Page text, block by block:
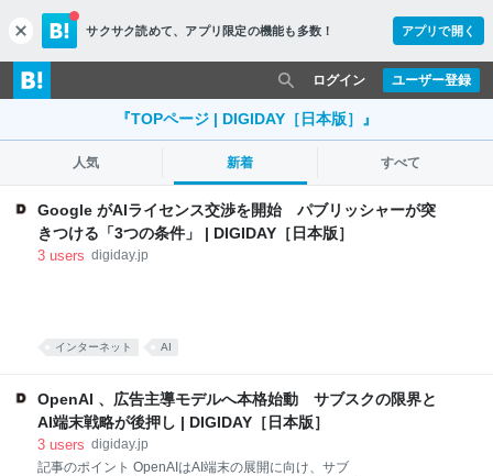
c
l
o
s
サクサク読めて、 アプリ限定の機能も多数！ アプリで開く
ユーザー登録
ログイン
『TOPページ | DIGIDAY［日本版］』
人気 新着 すべて
Google がAIライセンス交渉を開始 パブリッシャーが突
きつける「3つの条件」 | DIGIDAY［日本版］
3 users digiday.jp
インターネット AI
OpenAI 、広告主導モデルへ本格始動 サブスクの限界と
AI端末戦略が後押し | DIGIDAY［日本版］
3 users digiday.jp
記事のポイント OpenAIはAI端末の展開に向け、サブ